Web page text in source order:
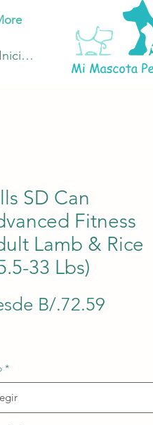
Iniciar sesión
SD Can
Fitness
Lamb & Rice
33 Lbs)
B/.72.59
*